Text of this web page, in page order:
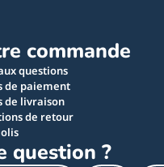
commande
questions
de paiement
de livraison
de retour
question ?